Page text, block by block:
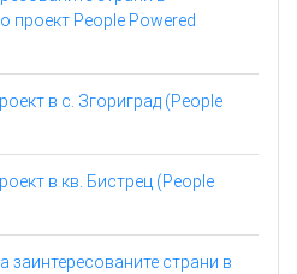
проект People Powered
в с. Згориград (People
в кв. Бистрец (People
заинтересованите страни в